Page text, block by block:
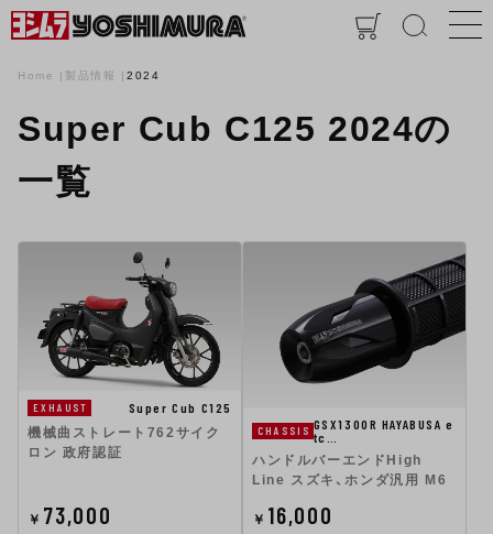
Home 製品情報 2024
Super Cub C125 2024の
一覧
EXHAUST
Super Cub C125
機械曲ストレート762サイク
ロン 政府認証
￥ 73,000
CHASSIS GSX1300R HAYABUSA e
tc…
ハンドルバーエンドHigh
Line スズキ、ホンダ汎用 M6
￥ 16,000